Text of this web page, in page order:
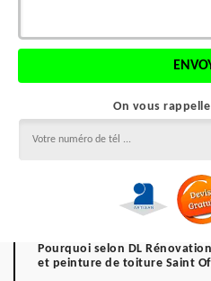
On vous
Pourquoi selon DL
et peinture de toiture Saint